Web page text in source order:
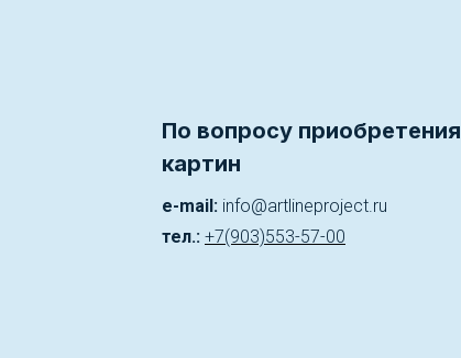
По вопросу приобретения
картин
e-mail: info@artlineproject.ru
тел.: +7(903)553-57-00